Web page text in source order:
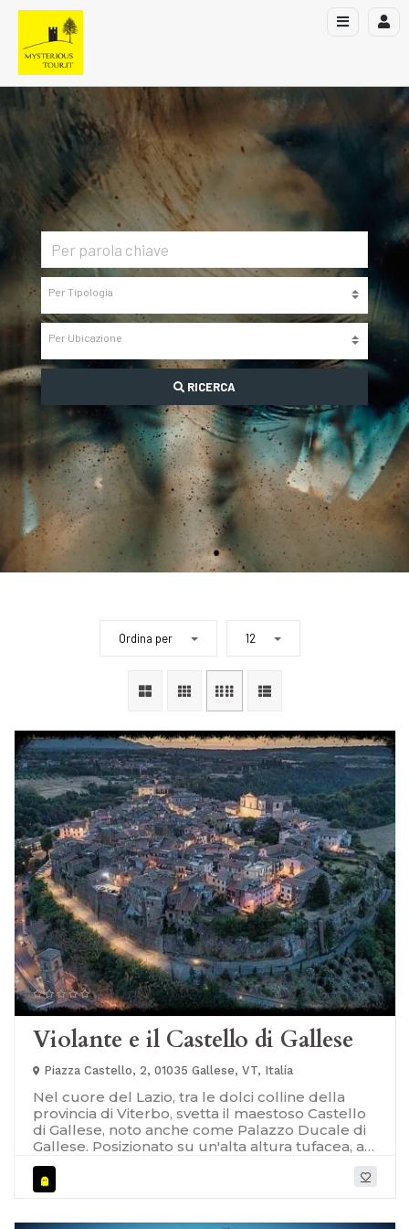
RICERCA
Ordina per 12
Violante e il Castello di Gallese
Piazza Castello, 2, 01035 Gallese, VT, Italia
Nel cuore del Lazio, tra le dolci colline della
provincia di Viterbo, svetta il maestoso Castello
di Gallese, noto anche come Palazzo Ducale di
Gallese. Posizionato su un'alta altura tufacea, a
135 metri sul livello del mare, questo imponente
complesso fortificato domina l'orizzonte
circostante con la sua presenza imponente. Le